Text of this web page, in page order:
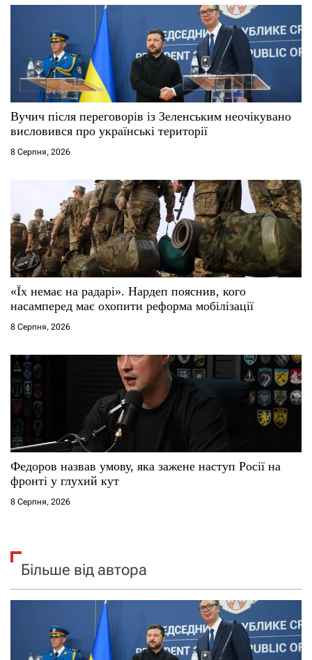
и
с
і
Вучич після переговорів із Зеленським неочікувано
висловився про українські території
8 Серпня, 2026
«Їх немає на радарі». Нардеп пояснив, кого
насамперед має охопити реформа мобілізації
8 Серпня, 2026
Федоров назвав умову, яка зажене наступ Росії на
фронті у глухий кут
8 Серпня, 2026
Більше від автора